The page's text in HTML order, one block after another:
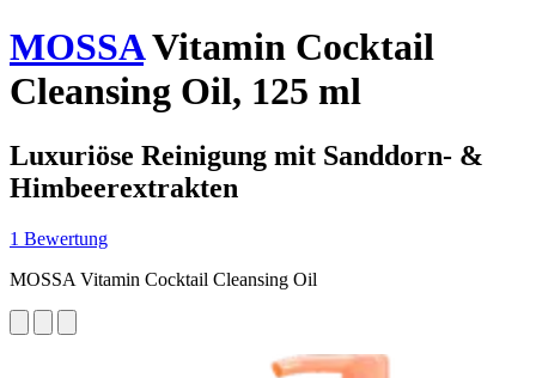
MOSSAVitamin Cocktail
Cleansing Oil, 125 ml
Luxuriöse Reinigung mit Sanddorn- &
Himbeerextrakten
1 Bewertung
MOSSA Vitamin Cocktail Cleansing Oil